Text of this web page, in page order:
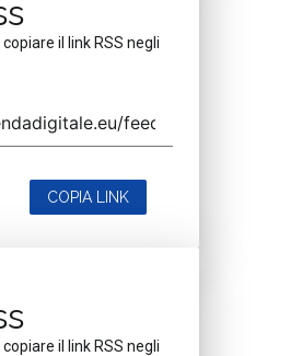
il link RSS negli
COPIA LINK
il link RSS negli